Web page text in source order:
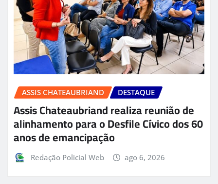
ASSIS CHATEAUBRIAND DESTAQUE
Assis Chateaubriand realiza reunião de
alinhamento para o Desfile Cívico dos 60
anos de emancipação
Redação Policial Web ago 6, 2026